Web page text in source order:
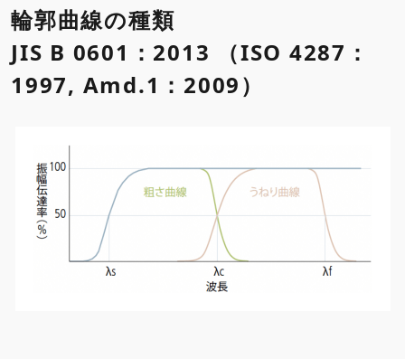
輪郭曲線の種類
JIS B 0601：2013 （ISO 4287：
1997, Amd.1：2009）